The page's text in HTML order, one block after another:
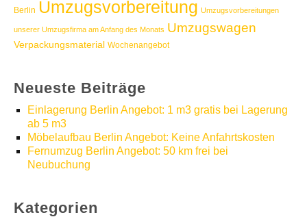
Berlin Umzugsvorbereitung Umzugsvorbereitungen
unserer Umzugsfirma am Anfang des Monats Umzugswagen
Verpackungsmaterial Wochenangebot
Neueste Beiträge
Einlagerung Berlin Angebot: 1 m3 gratis bei Lagerung
ab 5 m3
Möbelaufbau Berlin Angebot: Keine Anfahrtskosten
Fernumzug Berlin Angebot: 50 km frei bei
Neubuchung
Kategorien